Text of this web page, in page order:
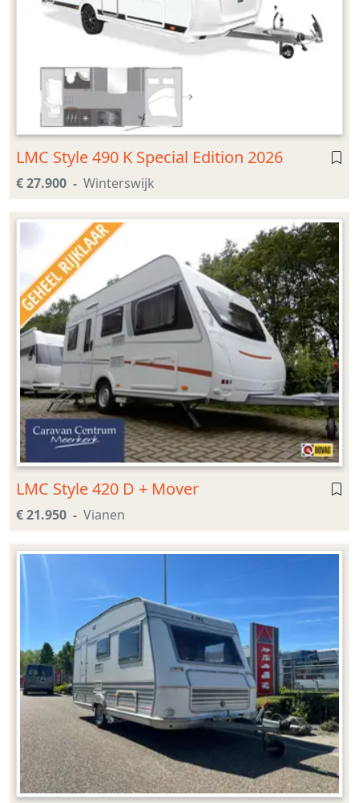
LMC Style 490 K Special Edition 2026
€ 27.900 Winterswijk
LMC Style 420 D + Mover
€ 21.950 Vianen